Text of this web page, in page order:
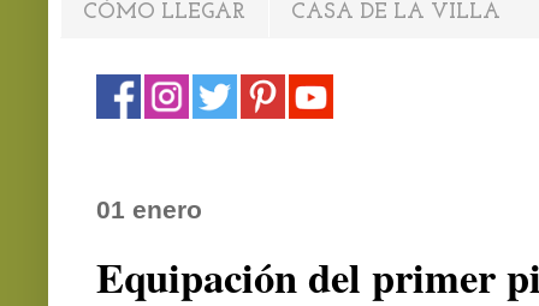
CÓMO LLEGAR CASA DE LA VILLA
01 enero
Equipación del primer